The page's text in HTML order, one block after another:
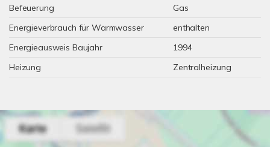
Befeuerung
Gas
Energieverbrauch für Warmwasser
enthalten
Energieausweis Baujahr
1994
Heizung
Zentralheizung